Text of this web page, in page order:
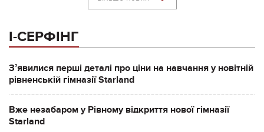
І-СЕРФІНГ
Зʼявилися перші деталі про ціни на навчання у новітній
рівненській гімназії Starland
Вже незабаром у Рівному відкриття нової гімназії
Starland